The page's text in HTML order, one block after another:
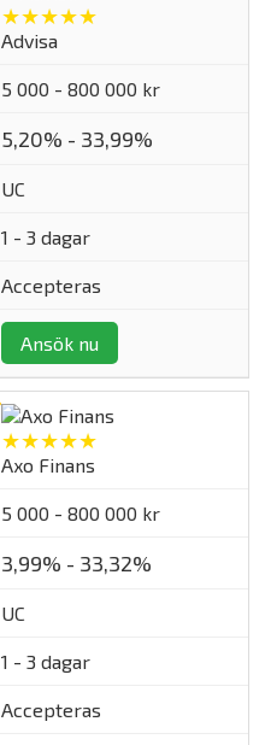
★★★★★
Advisa
5 000 - 800 000 kr
5,20% - 33,99%
UC
1 - 3 dagar
Accepteras
Ansök nu
★★★★★
Axo Finans
5 000 - 800 000 kr
3,99% - 33,32%
UC
1 - 3 dagar
Accepteras